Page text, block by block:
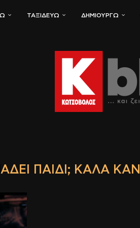
ΤΑΞΙΔΕΎΩ ΔΗΜΙΟΥΡΓΏ
ΠΑΙΔΊ; ΚΑΛΆ